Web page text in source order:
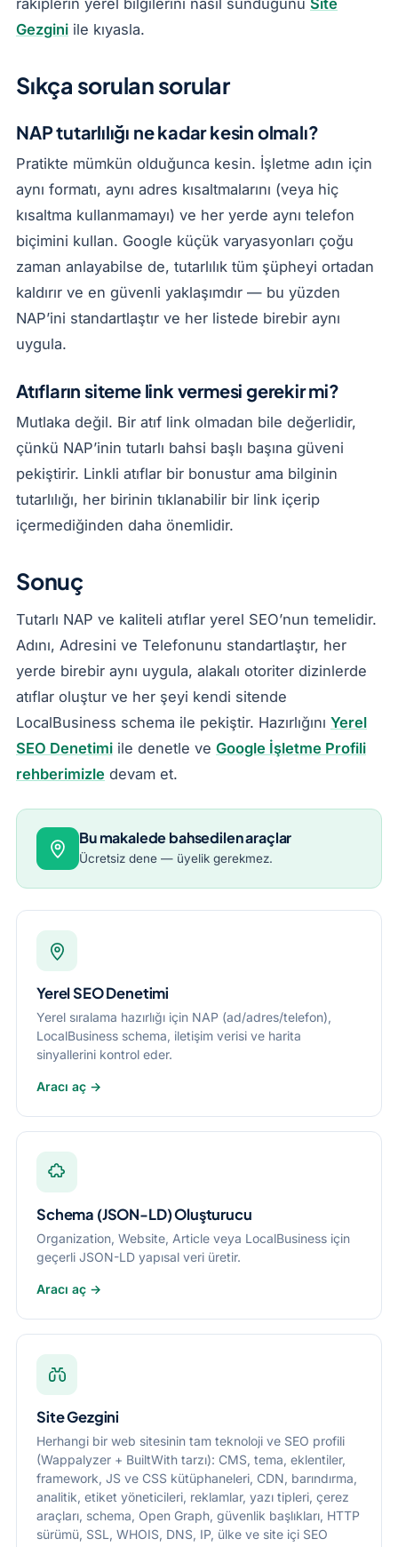
rakiplerin yerel bilgilerini nasıl sunduğunu Site
Gezgini ile kıyasla.
Sıkça sorulan sorular
NAP tutarlılığı ne kadar kesin olmalı?
Pratikte mümkün olduğunca kesin. İşletme adın için
aynı formatı, aynı adres kısaltmalarını (veya hiç
kısaltma kullanmamayı) ve her yerde aynı telefon
biçimini kullan. Google küçük varyasyonları çoğu
zaman anlayabilse de, tutarlılık tüm şüpheyi ortadan
kaldırır ve en güvenli yaklaşımdır — bu yüzden
NAP’ini standartlaştır ve her listede birebir aynı
uygula.
Atıfların siteme link vermesi gerekir mi?
Mutlaka değil. Bir atıf link olmadan bile değerlidir,
çünkü NAP’inin tutarlı bahsi başlı başına güveni
pekiştirir. Linkli atıflar bir bonustur ama bilginin
tutarlılığı, her birinin tıklanabilir bir link içerip
içermediğinden daha önemlidir.
Sonuç
Tutarlı NAP ve kaliteli atıflar yerel SEO’nun temelidir.
Adını, Adresini ve Telefonunu standartlaştır, her
yerde birebir aynı uygula, alakalı otoriter dizinlerde
atıflar oluştur ve her şeyi kendi sitende
LocalBusiness schema ile pekiştir. Hazırlığını Yerel
SEO Denetimi ile denetle ve Google İşletme Profili
rehberimizle devam et.
Bu makalede bahsedilen araçlar
Ücretsiz dene — üyelik gerekmez.
Yerel SEO Denetimi
Yerel sıralama hazırlığı için NAP (ad/adres/telefon),
LocalBusiness schema, iletişim verisi ve harita
sinyallerini kontrol eder.
Aracı aç →
Schema (JSON-LD) Oluşturucu
Organization, Website, Article veya LocalBusiness için
geçerli JSON-LD yapısal veri üretir.
Aracı aç →
Site Gezgini
Herhangi bir web sitesinin tam teknoloji ve SEO profili
(Wappalyzer + BuiltWith tarzı): CMS, tema, eklentiler,
framework, JS ve CSS kütüphaneleri, CDN, barındırma,
analitik, etiket yöneticileri, reklamlar, yazı tipleri, çerez
araçları, schema, Open Graph, güvenlik başlıkları, HTTP
sürümü, SSL, WHOIS, DNS, IP, ülke ve site içi SEO